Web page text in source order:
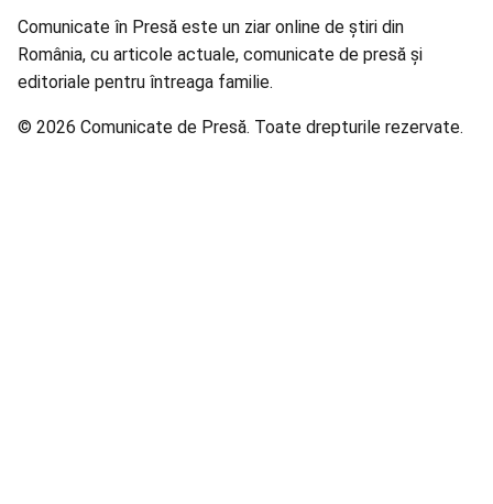
Comunicate în Presă este un ziar online de știri din
România, cu articole actuale, comunicate de presă și
editoriale pentru întreaga familie.
© 2026 Comunicate de Presă. Toate drepturile rezervate.